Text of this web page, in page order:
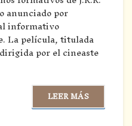
anunciado por
informativo
La película, titulada
por el cineaste
LEER MÁS